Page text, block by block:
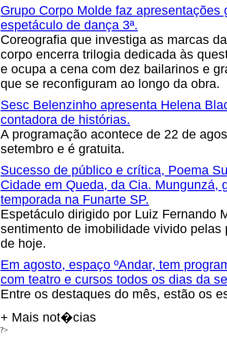
Grupo Corpo Molde faz apresentações
espetáculo de dança 3ª.
Coreografia que investiga as marcas
corpo encerra trilogia dedicada às
e ocupa a cena com dez bailarinos e
que se reconfiguram ao longo da obra.
Sesc Belenzinho apresenta Helena
contadora de histórias.
A programação acontece de 22 de
setembro e é gratuita.
Sucesso de público e crítica, Poema
Cidade em Queda, da Cia. Mungunzá,
temporada na Funarte SP.
Espetáculo dirigido por Luiz Fernando
sentimento de imobilidade vivido pelas
de hoje.
Em agosto, espaço ºAndar, tem
com teatro e cursos todos os dias da
Entre os destaques do mês, estão os
+ Mais not�cias
?>